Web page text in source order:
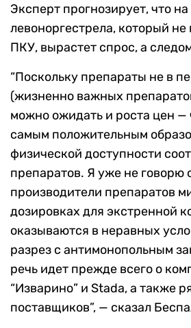
Эксперт прогнозирует, что
левоноргестрела, который не
ПКУ, вырастет спрос, а
“Поскольку препараты не в
(жизненно важных
можно ожидать и роста цен —
самым положительным
физической доступности
препаратов. Я уже не говорю
производители препаратов
дозировках для экстренной
оказываются в неравных
разрез с антимонопольным
речь идет прежде всего о
“Изварино” и Stada, а также
поставщиков”, — сказал